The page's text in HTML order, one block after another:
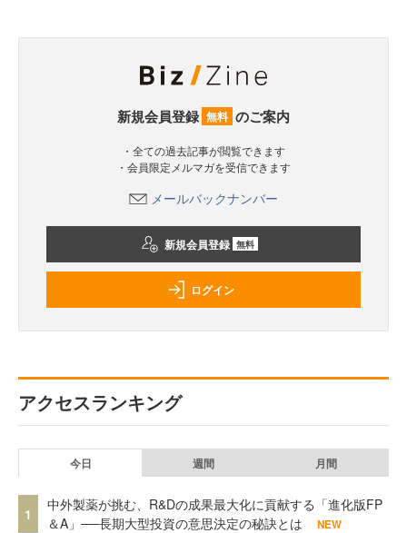
新規会員登録 無料 のご案内
・全ての過去記事が閲覧できます
・会員限定メルマガを受信できます
メールバックナンバー
新規会員登録 無料
ログイン
アクセスランキング
今日 週間 月間
1
中外製薬が挑む、R&Dの成果最大化に貢献する「進化版FP
＆A」──長期大型投資の意思決定の秘訣とは
NEW